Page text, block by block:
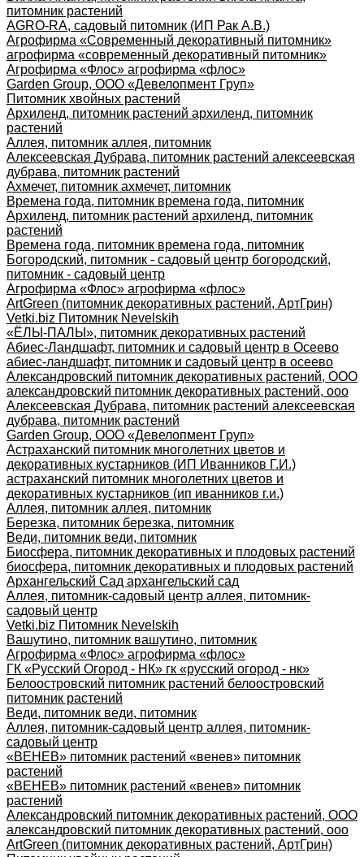
питомник растений
AGRO-RA, садовый питомник (ИП Рак А.В.)
Агрофирма «Современный декоративный питомник»
агрофирма «современный декоративный питомник»
Агрофирма «Флос» агрофирма «флос»
Garden Group, ООО «Девелопмент Груп»
Питомник хвойных растений
Архиленд, питомник растений архиленд, питомник
растений
Аллея, питомник аллея, питомник
Алексеевская Дубрава, питомник растений алексеевская
дубрава, питомник растений
Ахмечет, питомник ахмечет, питомник
Времена года, питомник времена года, питомник
Архиленд, питомник растений архиленд, питомник
растений
Времена года, питомник времена года, питомник
Богородский, питомник - садовый центр богородский,
питомник - садовый центр
Агрофирма «Флос» агрофирма «флос»
ArtGreen (питомник декоративных растений, АртГрин)
Vetki.biz Питомник Nevelskih
«ЁЛЫ-ПАЛЫ», питомник декоративных растений
Абиес-Ландшафт, питомник и садовый центр в Осеево
абиес-ландшафт, питомник и садовый центр в осеево
Александровский питомник декоративных растений, ООО
александровский питомник декоративных растений, ооо
Алексеевская Дубрава, питомник растений алексеевская
дубрава, питомник растений
Garden Group, ООО «Девелопмент Груп»
Астраханский питомник многолетних цветов и
декоративных кустарников (ИП Иванников Г.И.)
астраханский питомник многолетних цветов и
декоративных кустарников (ип иванников г.и.)
Аллея, питомник аллея, питомник
Березка, питомник березка, питомник
Веди, питомник веди, питомник
Биосфера, питомник декоративных и плодовых растений
биосфера, питомник декоративных и плодовых растений
Архангельский Сад архангельский сад
Аллея, питомник-садовый центр аллея, питомник-
садовый центр
Vetki.biz Питомник Nevelskih
Вашутино, питомник вашутино, питомник
Агрофирма «Флос» агрофирма «флос»
ГК «Русский Огород - НК» гк «русский огород - нк»
Белоостровский питомник растений белоостровский
питомник растений
Веди, питомник веди, питомник
Аллея, питомник-садовый центр аллея, питомник-
садовый центр
«ВЕНЕВ» питомник растений «венев» питомник
растений
«ВЕНЕВ» питомник растений «венев» питомник
растений
Александровский питомник декоративных растений, ООО
александровский питомник декоративных растений, ооо
ArtGreen (питомник декоративных растений, АртГрин)